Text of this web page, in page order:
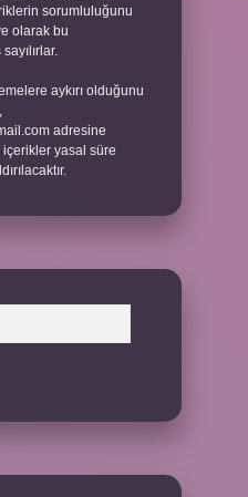
sorumluluğunu
olarak bu
aykırı olduğunu
adresine
yasal süre